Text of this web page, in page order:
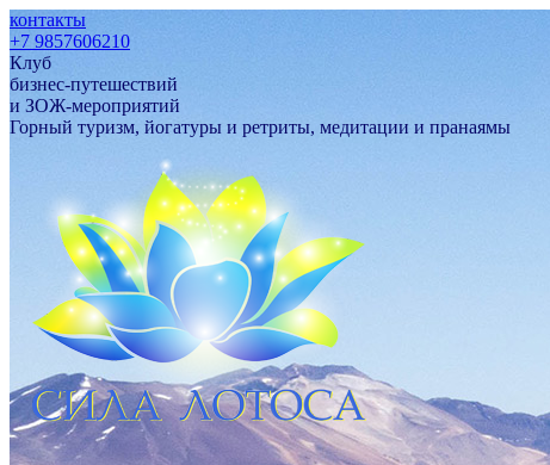
контакты
+7 9857606210
Клуб
бизнес-путешествий
и ЗОЖ-мероприятий
Горный туризм, йогатуры и ретриты, медитации и пранаямы